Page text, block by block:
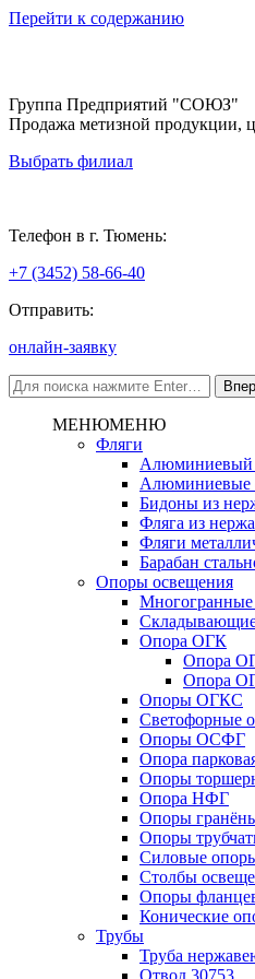
Перейти к содержанию
Группа Предприятий "СОЮЗ"
Продажа метизной продукции,
Выбрать филиал
Телефон в г. Тюмень:
+7 (3452) 58-66-40
Отправить:
онлайн-заявку
МЕНЮМЕНЮ
Фляги
Алюминиевый
Алюминиевые
Бидоны из
Фляга из
Фляги
Барабан
Опоры освещения
Опора ОГК
Опора
Опора
Опоры ОГКС
Светофорные
Опоры ОСФГ
Опора
Опоры
Опора НФГ
Опоры
Опоры
Силовые
Столбы
Опоры
Конические
Трубы
Труба
Отвод 30753